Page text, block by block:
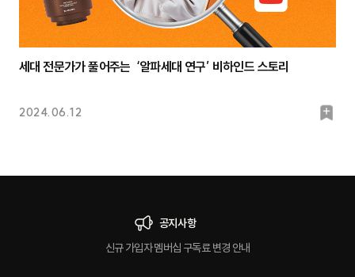
2024.06.12
북
세대 전문가가 풀어주는 ‘알파세대 연구’ 비하인드 스토리
공지사항
신규 가입자 멤버십 구독료 변경 안내